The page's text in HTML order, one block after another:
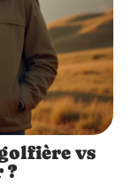
vs
?